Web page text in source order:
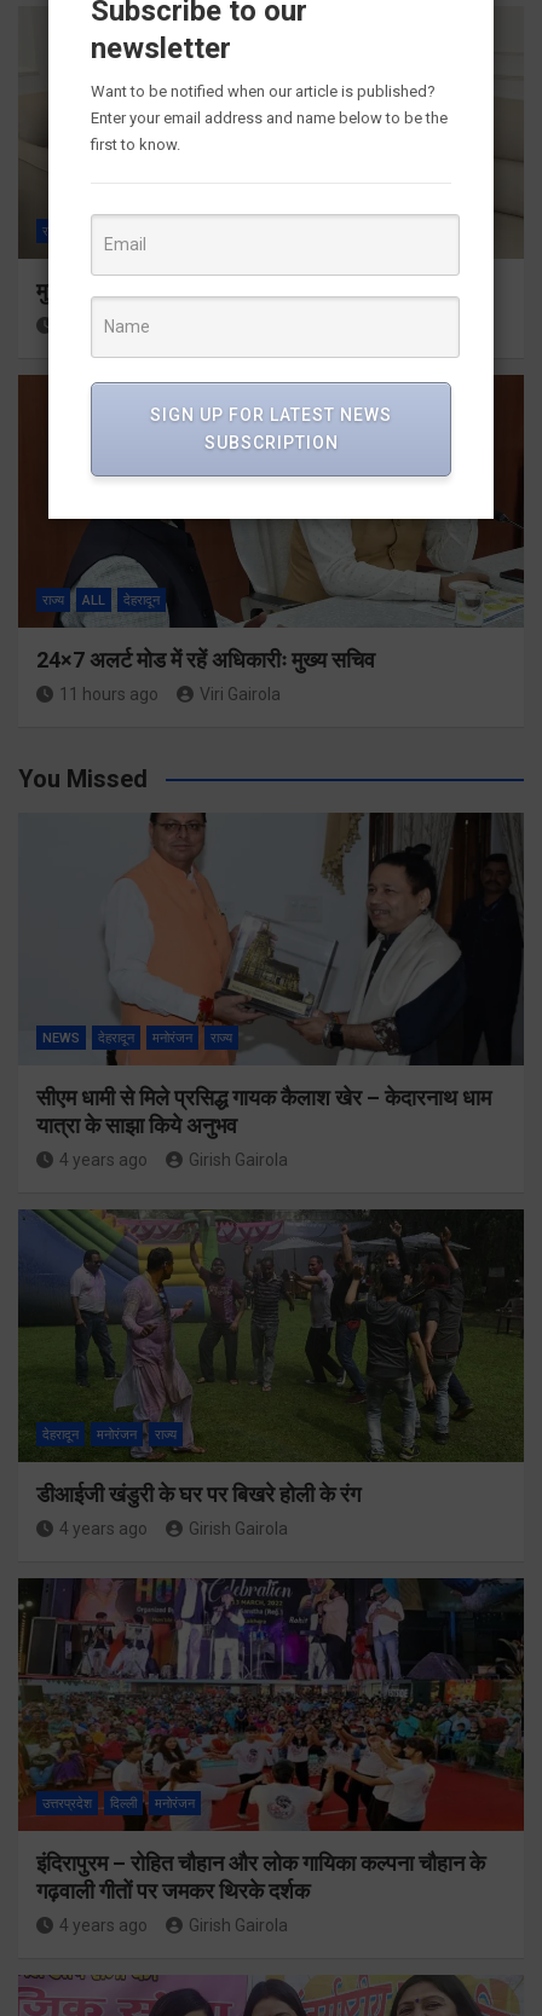
राज्य
मुख्यमंत्री से महानिदेशक एनसीसी ने की शिष्टाचार भेंट
11 hours ago
राज्य ALL देहरादून
24×7 अलर्ट मोड में रहें अधिकारीः मुख्य सचिव
11 hours ago Viri Gairola
You Missed
NEWS देहरादून मनोरंजन राज्य
सीएम धामी से मिले प्रसिद्ध गायक कैलाश खेर – केदारनाथ धाम
यात्रा के साझा किये अनुभव
4 years ago Girish Gairola
देहरादून मनोरंजन राज्य
डीआईजी खंडुरी के घर पर बिखरे होली के रंग
4 years ago Girish Gairola
उत्तरप्रदेश दिल्ली मनोरंजन
इंदिरापुरम – रोहित चौहान और लोक गायिका कल्पना चौहान के
गढ़वाली गीतों पर जमकर थिरके दर्शक
4 years ago Girish Gairola
Subscribe to our
newsletter
Want to be notified when our article is published?
Enter your email address and name below to be the
first to know.
SIGN UP FOR LATEST NEWS
SUBSCRIPTION